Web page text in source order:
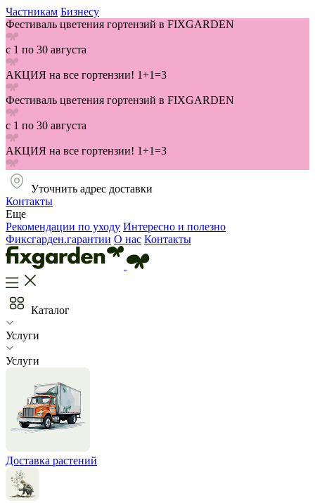
Частникам Бизнесу
Фестиваль цветения гортензий в FIXGARDEN
с 1 по 30 августа
АКЦИЯ на все гортензии! 1+1=3
Фестиваль цветения гортензий в FIXGARDEN
с 1 по 30 августа
АКЦИЯ на все гортензии! 1+1=3
Уточнить адрес доставки
Контакты
Еще
Рекомендации по уходу Интересно и полезно
Фиксгарден.гарантии О нас Контакты
Каталог
Услуги
Услуги
Доставка растений